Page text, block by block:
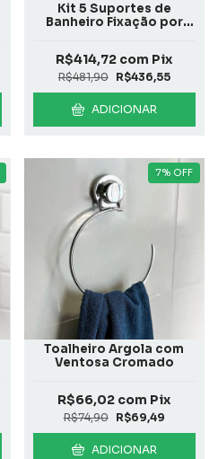
Kit 5 Suportes de
Banheiro Fixação por
R$481,90 R$436,55
R$414,72 com Pix
ADICIONAR
7% OFF
Toalheiro Argola com
Ventosa Cromado
R$74,90 R$69,49
R$66,02 com Pix
ADICIONAR